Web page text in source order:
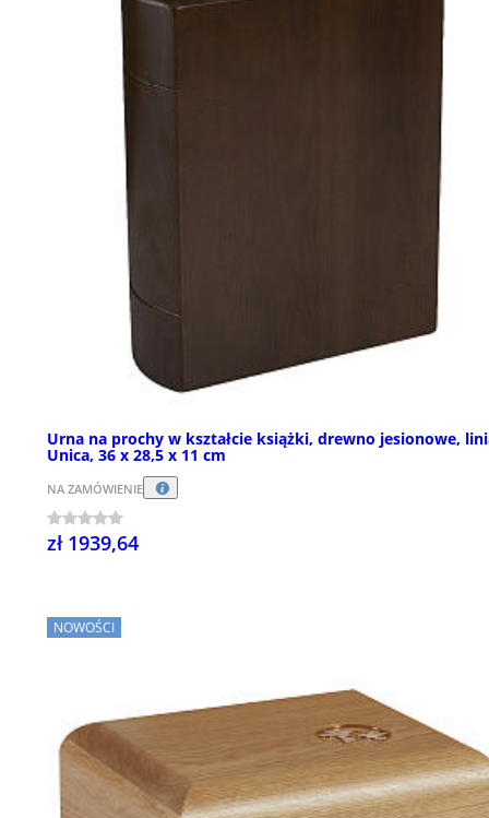
Urna na prochy w kształcie książki, drewno jesionowe,
Unica, 36 x 28,5 x 11 cm
NA ZAMÓWIENIE
zł 1939,64
NOWOŚCI